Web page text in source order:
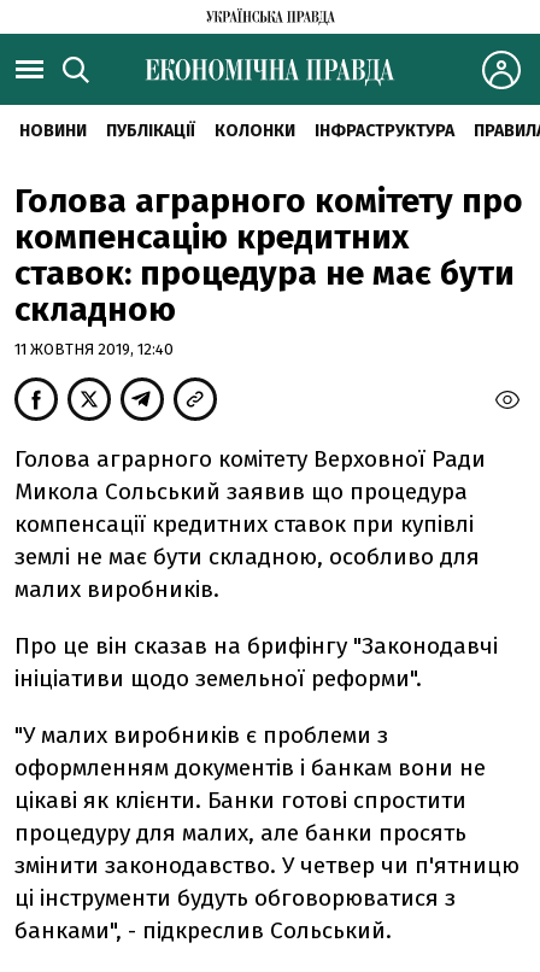
НОВИНИ ПУБЛІКАЦІЇ КОЛОНКИ ІНФРАСТРУКТУРА
Голова аграрного комітету про
компенсацію кредитних
ставок: процедура не має бути
складною
11 ЖОВТНЯ 2019, 12:40
Голова аграрного комітету Верховної Ради
Микола Сольський заявив що процедура
компенсації кредитних ставок при купівлі
землі не має бути складною, особливо для
малих виробників.
Про це він сказав на брифінгу "Законодавчі
ініціативи щодо земельної реформи".
"У малих виробників є проблеми з
оформленням документів і банкам вони не
цікаві як клієнти. Банки готові спростити
процедуру для малих, але банки просять
змінити законодавство. У четвер чи п'ятницю
ці інструменти будуть обговорюватися з
банками", - підкреслив Сольський.